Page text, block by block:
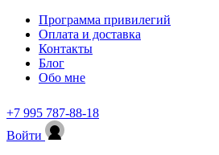
Программа привилегий
Оплата и доставка
Контакты
Блог
Обо мне
+7 995 787-88-18
Войти